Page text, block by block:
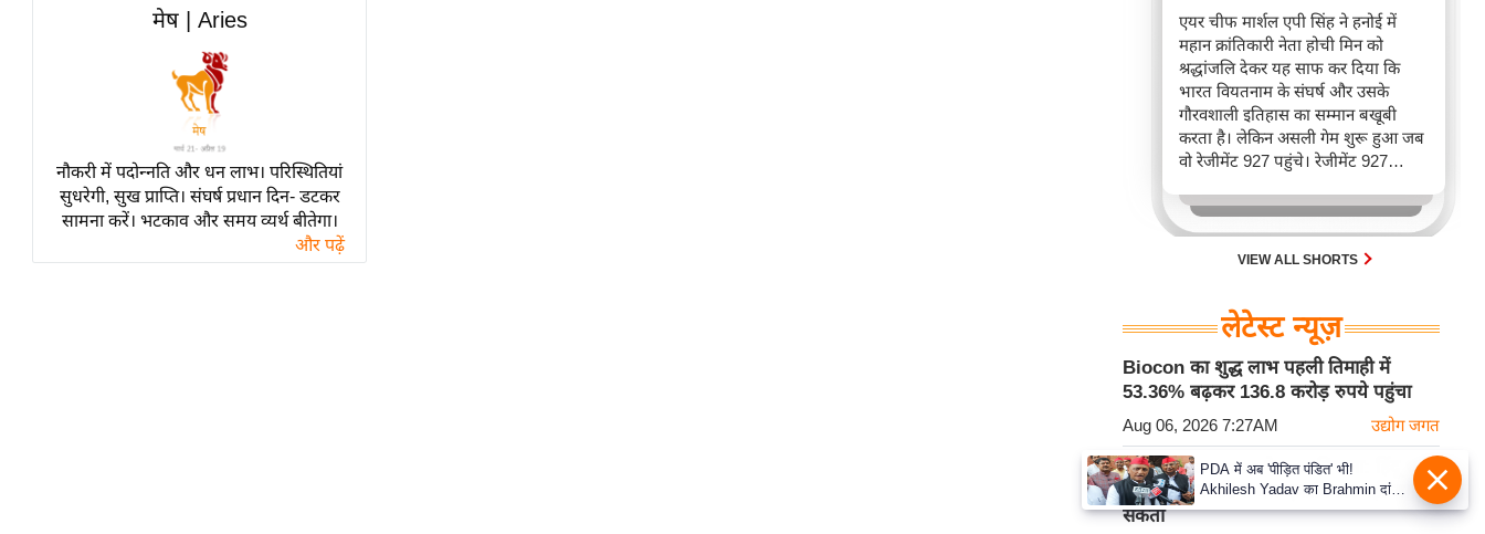
बॉलीवुड
फिल्म समीक्षा
लाइफस्टाइल
टेक्नॉलॉजी
मेष | Aries
नौकरी में पदोन्नति और धन लाभ। परिस्थितियां
सुधरेगी, सुख प्राप्ति। संघर्ष प्रधान दिन- डटकर
सामना करें। भटकाव और समय व्यर्थ बीतेगा।
और पढ़ें
एयर चीफ मार्शल एपी सिंह ने हनोई में
महान क्रांतिकारी नेता होची मिन को
श्रद्धांजलि देकर यह साफ कर दिया कि
भारत वियतनाम के संघर्ष और उसके
गौरवशाली इतिहास का सम्मान बखूबी
करता है। लेकिन असली गेम शुरू हुआ जब
वो रेजीमेंट 927 पहुंचे। रेजीमेंट 927
एयर चीफ ने सीधे वियतनामी फाइटर
पायलट से बातचीत की। वियतनाम भी सुई
30 एम के भी उड़ाता है और भारत के पास
VIEW ALL SHORTS
लेटेस्ट न्यूज़
Biocon का शुद्ध लाभ पहली तिमाही में
53.36% बढ़कर 136.8 करोड़ रुपये पहुंचा
Aug 06, 2026 7:27AM उद्योग जगत
DK Shivakumar ने साधा निशाना: हिंदू धर्म
पर कोई राजनीतिक दल एकाधिकार नहीं जमा
सकता
PDA में अब 'पीड़ित पंडित' भी!
Akhilesh Yadav का Brahmin दांव,
बोले- Krishna-Sudama की दोस्ती